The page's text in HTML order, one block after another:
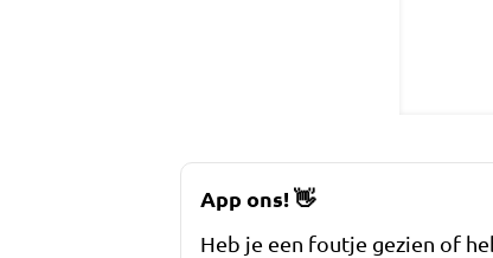
App ons!👋
Heb je een foutje gezien of